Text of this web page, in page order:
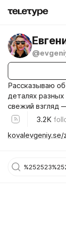
Рассказываю
деталях
свежий взгляд
3.2K
kovalevgeniy.se/